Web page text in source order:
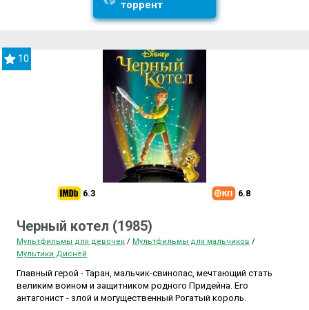
торрент
10
6.3 6.8
Черный котел (1985)
Мультфильмы для девочек / Мультфильмы для мальчиков /
Мультики Дисней
Главный герой - Таран, мальчик-свинопас, мечтающий стать
великим воином и защитником родного Придейна. Его
антагонист - злой и могущественный Рогатый король.